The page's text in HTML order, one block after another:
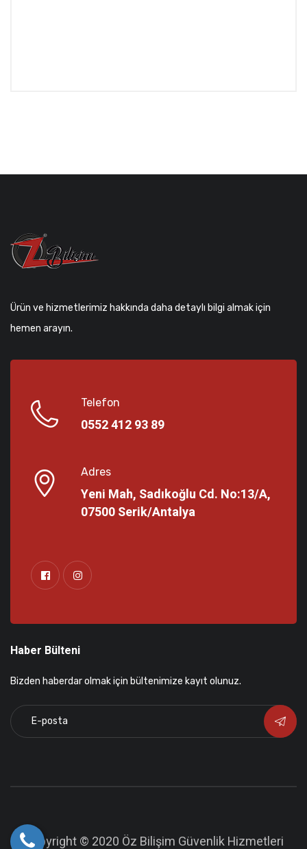
Ürün ve hizmetlerimiz hakkında daha detaylı bilgi almak için
hemen arayın.
Telefon
0552 412 93 89
Adres
Yeni Mah, Sadıkoğlu Cd. No:13/A,
07500 Serik/Antalya
Haber Bülteni
Bizden haberdar olmak için bültenimize kayıt olunuz.
Copyright © 2020 Öz Bilişim Güvenlik Hizmetleri